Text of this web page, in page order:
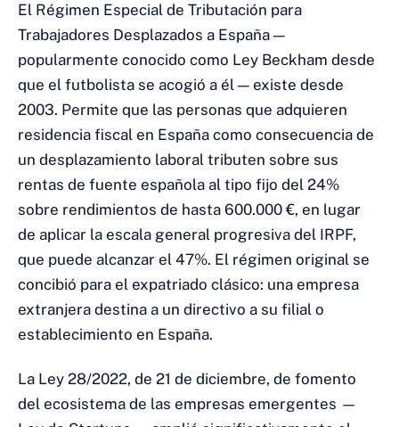
El Régimen Especial de Tributación para
Trabajadores Desplazados a España —
popularmente conocido como Ley Beckham desde
que el futbolista se acogió a él — existe desde
2003. Permite que las personas que adquieren
residencia fiscal en España como consecuencia de
un desplazamiento laboral tributen sobre sus
rentas de fuente española al tipo fijo del 24%
sobre rendimientos de hasta 600.000 €, en lugar
de aplicar la escala general progresiva del IRPF,
que puede alcanzar el 47%. El régimen original se
concibió para el expatriado clásico: una empresa
extranjera destina a un directivo a su filial o
establecimiento en España.
La Ley 28/2022, de 21 de diciembre, de fomento
del ecosistema de las empresas emergentes —